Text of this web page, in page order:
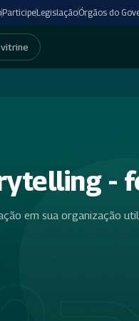
ParticipeLegislaçãoÓrgãos do
-
em sua organização